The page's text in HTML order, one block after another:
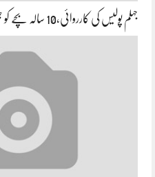
جہلم پولیس کی کارروائی،10 سالہ بچے کو جنسی زیادتی کا نشانہ بنانے والا ملزم…